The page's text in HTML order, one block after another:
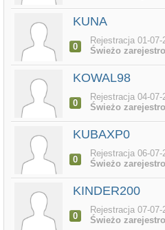
KUNA
0
Rejestracja 01-
Świeżo
KOWAL98
0
Rejestracja 04-
Świeżo
KUBAXP0
0
Rejestracja 06-
Świeżo
KINDER200
0
Rejestracja 07-
Świeżo